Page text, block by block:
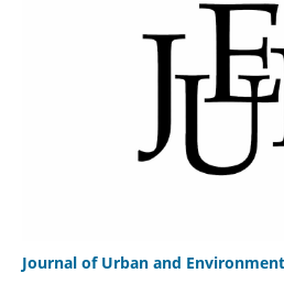
Journal of Urban and